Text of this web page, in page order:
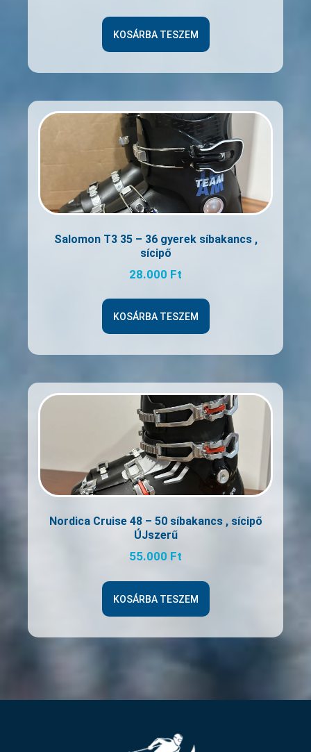
KOSÁRBA TESZEM
Salomon T3 35 – 36 gyerek síbakancs ,
sícipő
28.000 Ft
KOSÁRBA TESZEM
Nordica Cruise 48 – 50 síbakancs , sícipő
ÚJszerű
55.000 Ft
KOSÁRBA TESZEM